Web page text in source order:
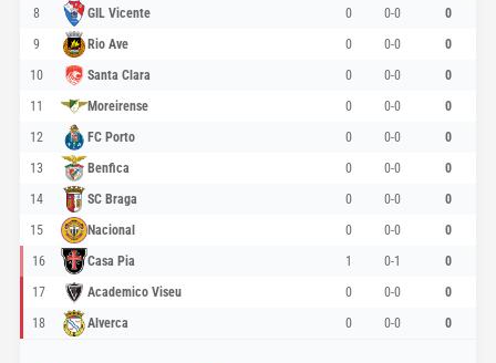
8
GIL Vicente 0 0-0
0
9
Rio Ave 0 0-0
0
10
Santa Clara 0 0-0
0
11
Moreirense 0 0-0
0
12
FC Porto 0 0-0
0
13
Benfica 0 0-0
0
14
SC Braga 0 0-0
0
15
Nacional 0 0-0
0
16
Casa Pia 1 0-1
0
17
Academico Viseu 0 0-0
0
18
Alverca 0 0-0 0